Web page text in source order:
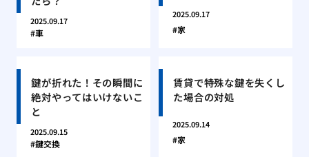
2025.09.17
車
2025.09.17
家
鍵が折れた！その瞬間に
絶対やってはいけないこ
と
2025.09.15
鍵交換
賃貸で特殊な鍵を失くし
た場合の対処
2025.09.14
家